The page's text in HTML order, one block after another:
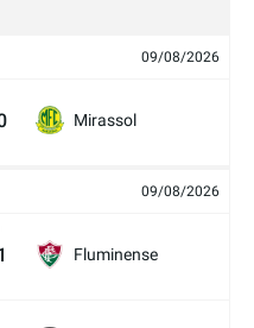
09/08/2026
Mirassol
09/08/2026
Fluminense